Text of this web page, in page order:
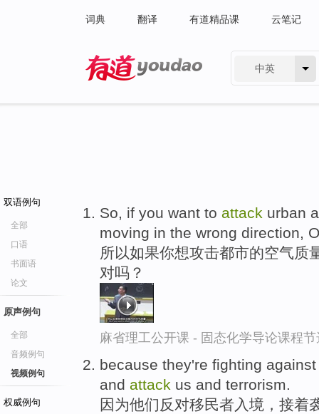
词典 翻译 有道精品课 云笔记
中英
双语例句
全部
口语
书面语
论文
原声例句
全部
音频例句
视频例句
权威例句
So, if you want to attack urban
moving in the wrong direction,
所以如果你想攻击都市的空气质
对吗？
麻省理工公开课 - 固态化学导论课程节
because they're fighting
and attack us and terrorism.
因为他们反对移民者入境，接着